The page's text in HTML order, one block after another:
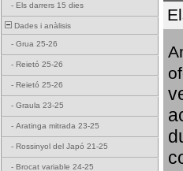
- Els darrers 15 dies
Dades i anàlisis
- Grua 25-26
- Reietó 25-26
- Reietó 25-26
- Graula 23-25
- Aratinga mitrada 23-25
- Rossinyol del Japó 21-25
- Brocat variable 24-25